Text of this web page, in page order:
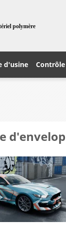
polymère
d'usine